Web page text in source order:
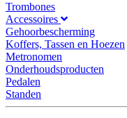
Trombones
Accessoires
Gehoorbescherming
Koffers, Tassen en Hoezen
Metronomen
Onderhoudsproducten
Pedalen
Standen